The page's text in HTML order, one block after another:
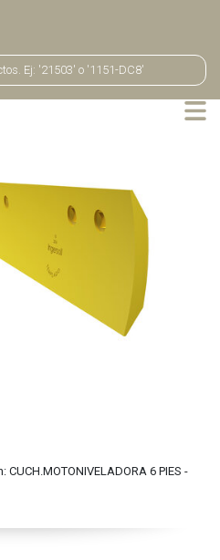
6 PIES -
Volver